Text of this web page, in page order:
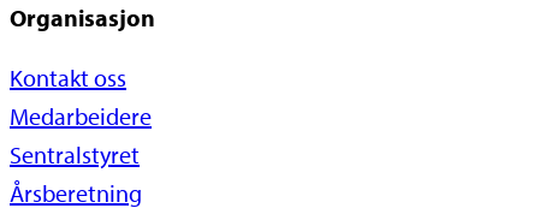
Organisasjon
Kontakt oss
Medarbeidere
Sentralstyret
Årsberetning